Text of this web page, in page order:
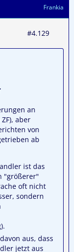
Frankia
#4.129
an
aber
von
ab
ist das
"größerer"
oft nicht
sondern
aus, dass
jetzt aus